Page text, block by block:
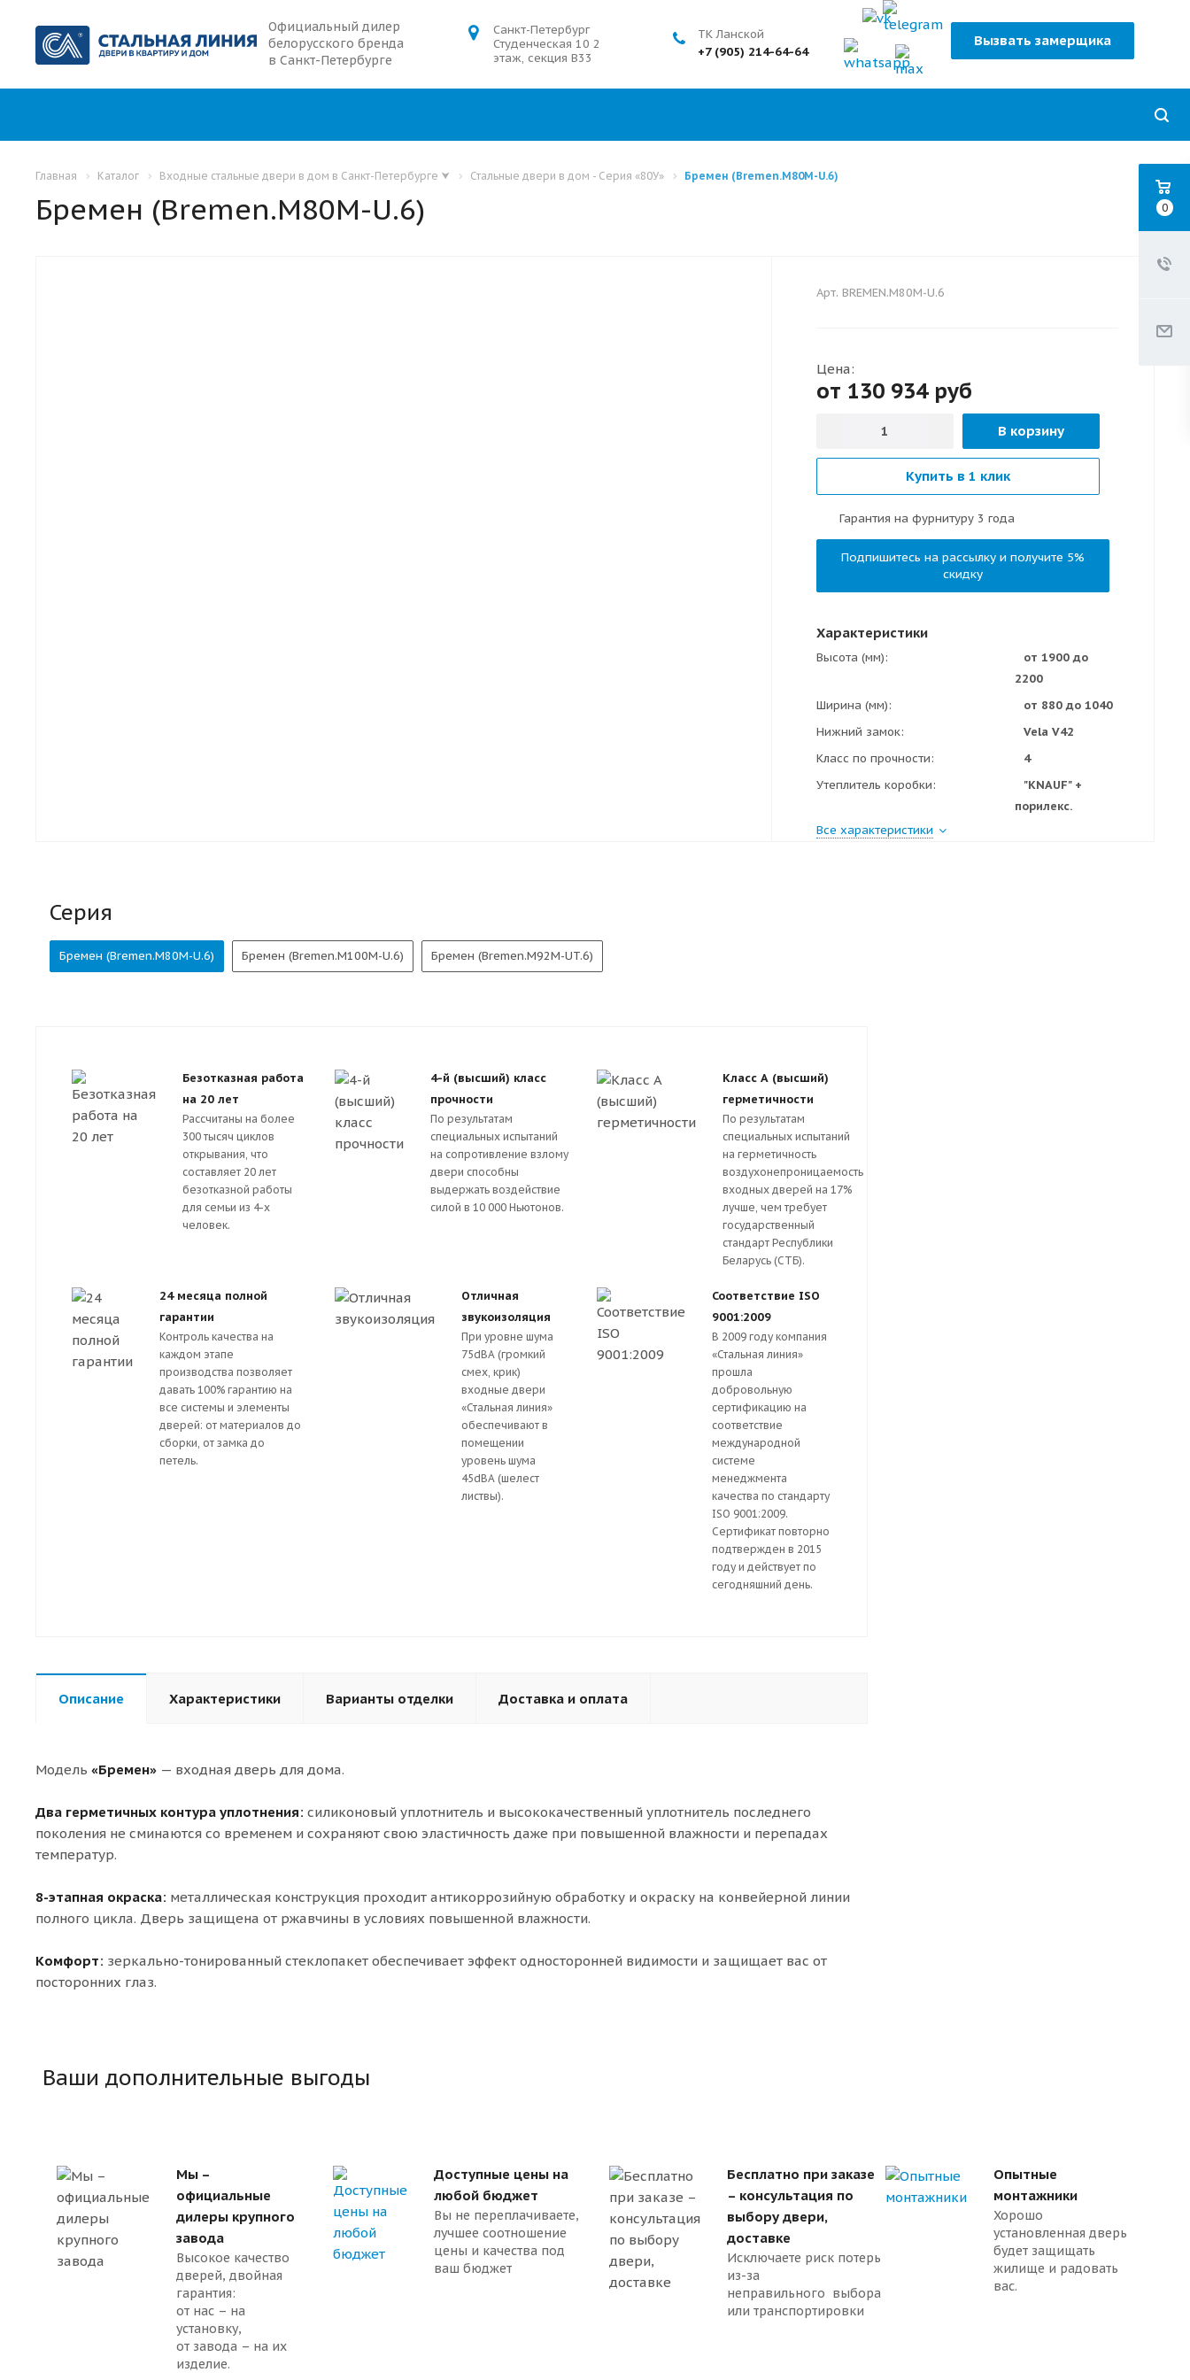
Официальный дилер
белорусского бренда
в Санкт-Петербурге
Санкт-Петербург
Студенческая 10 2
этаж, секция В33
ТК Ланской
+7 (905) 214-64-64
Вызвать замерщика
Главная Каталог Входные стальные двери в дом в Санкт-Петербурге ⮟ Стальные двери в дом - Серия «80У» Бремен (Bremen.M80M-U.6)
Бремен (Bremen.M80M-U.6)
Арт. BREMEN.M80M-U.6
Цена:
от 130 934 руб
В корзину
Купить в 1 клик
Гарантия на фурнитуру 3 года
Подпишитесь на рассылку и получите 5%
скидку
Характеристики
Высота (мм)
от 1900 до
2200
Ширина (мм)
от 880 до 1040
Нижний замок
Vela V42
Класс по прочности
4
Утеплитель коробки
"KNAUF" +
порилекс.
Все характеристики
Серия
Бремен (Bremen.M80M-U.6) Бремен (Bremen.M100M-U.6) Бремен (Bremen.M92M-UT.6)
Безотказная работа
на 20 лет
Рассчитаны на более
300 тысяч циклов
открывания, что
составляет 20 лет
безотказной работы
для семьи из 4-х
человек.
4-й (высший) класс
прочности
По результатам
специальных испытаний
на сопротивление взлому
двери способны
выдержать воздействие
силой в 10 000 Ньютонов.
Класс А (высший)
герметичности
По результатам
специальных испытаний
на герметичность
воздухонепроницаемость
входных дверей на 17%
лучше, чем требует
государственный
стандарт Республики
Беларусь (СТБ).
24 месяца полной
гарантии
Контроль качества на
каждом этапе
производства позволяет
давать 100% гарантию на
все системы и элементы
дверей: от материалов до
сборки, от замка до
петель.
Отличная
звукоизоляция
При уровне шума
75dBA (громкий
смех, крик)
входные двери
«Стальная линия»
обеспечивают в
помещении
уровень шума
45dBA (шелест
листвы).
Соответствие ISO
9001:2009
В 2009 году компания
«Стальная линия»
прошла
добровольную
сертификацию на
соответствие
международной
системе
менеджмента
качества по стандарту
ISO 9001:2009.
Сертификат повторно
подтвержден в 2015
году и действует по
сегодняшний день.
Описание Характеристики Варианты отделки Доставка и оплата
Модель «Бремен» — входная дверь для дома.
Два герметичных контура уплотнения: силиконовый уплотнитель и высококачественный уплотнитель последнего
поколения не сминаются со временем и сохраняют свою эластичность даже при повышенной влажности и перепадах
температур.
8-этапная окраска: металлическая конструкция проходит антикоррозийную обработку и окраску на конвейерной линии
полного цикла. Дверь защищена от ржавчины в условиях повышенной влажности.
Комфорт: зеркально-тонированный стеклопакет обеспечивает эффект односторонней видимости и защищает вас от
посторонних глаз.
Ваши дополнительные выгоды
Мы –
официальные
дилеры крупного
завода
Высокое качество
дверей, двойная
гарантия:
от нас – на
установку,
от завода – на их
изделие.
Доступные цены на
любой бюджет
Вы не переплачиваете,
лучшее соотношение
цены и качества под
ваш бюджет
Бесплатно при заказе
– консультация по
выбору двери,
доставке
Исключаете риск потерь
из-за
неправильного выбора
или транспортировки
Опытные
монтажники
Хорошо
установленная дверь
будет защищать
жилище и радовать
вас.
0